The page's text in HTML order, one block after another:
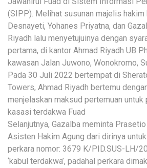
(SIPP). Melihat susunan majelis
Desnayeti, Yohanes Priyatna, dan
Riyadh lalu menyetujuinya dengan
pertama, di kantor Ahmad Riyadh UB
kawasan Jalan Juwono, Wonokromo,
Pada 30 Juli 2022 bertempat di
Towers, Ahmad Riyadh bertemu
menjelaskan maksud pertemuan untuk
kasasi terdakwa Fuad
Selanjutnya, Gazalba meminta
Asisten Hakim Agung dari dirinya
perkara nomor: 3679 K/PID.SUS-LH/
‘kabul terdakwa’, padahal perkara